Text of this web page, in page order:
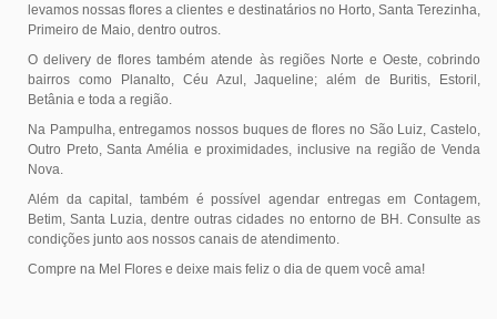
levamos nossas flores a clientes e destinatários no Horto, Santa Terezinha,
Primeiro de Maio, dentro outros.
O delivery de flores também atende às regiões Norte e Oeste, cobrindo
bairros como Planalto, Céu Azul, Jaqueline; além de Buritis, Estoril,
Betânia e toda a região.
Na Pampulha, entregamos nossos buques de flores no São Luiz, Castelo,
Outro Preto, Santa Amélia e proximidades, inclusive na região de Venda
Nova.
Além da capital, também é possível agendar entregas em Contagem,
Betim, Santa Luzia, dentre outras cidades no entorno de BH. Consulte as
condições junto aos nossos canais de atendimento.
Compre na Mel Flores e deixe mais feliz o dia de quem você ama!